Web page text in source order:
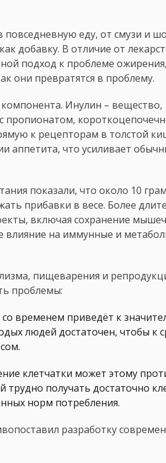
еду, от смузи и
добавку. В отличие от
подход к проблеме
они превратятся в проблему.
Инулин – вещество,
пропионатом,
к рецепторам в толстой
аппетита, что усиливает
показали, что около 10
прибавки в весе. Более
включая сохранение
на иммунные и
пищеварения и
проблемы:
временем приведёт к
людей достаточен, чтобы к
клетчатки может этому
получать достаточно
норм потребления.
разработку